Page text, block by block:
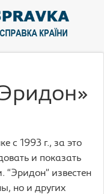
с 1993 г., за это
и показать
“Эридон” известен
но и других